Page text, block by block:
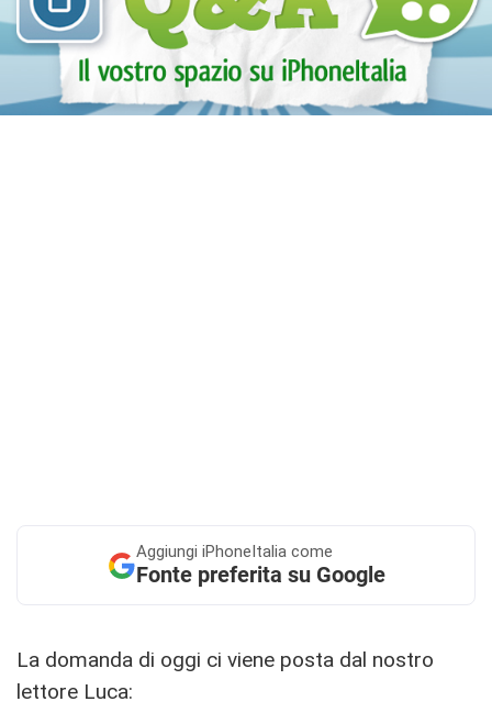
Aggiungi iPhoneItalia come
Fonte preferita su Google
La domanda di oggi ci viene posta dal nostro
lettore Luca: